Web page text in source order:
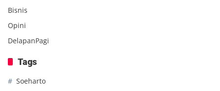
Bisnis
Opini
DelapanPagi
Tags
Soeharto